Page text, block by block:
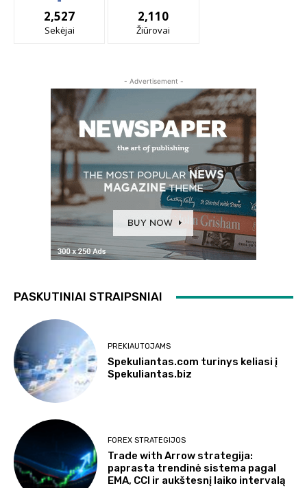
2,527
Sekėjai
2,110
Žiūrovai
- Advertisement -
PASKUTINIAI STRAIPSNIAI
PREKIAUTOJAMS
Spekuliantas.com turinys keliasi į
Spekuliantas.biz
FOREX STRATEGIJOS
Trade with Arrow strategija:
paprasta trendinė sistema pagal
EMA, CCI ir aukštesnį laiko intervalą